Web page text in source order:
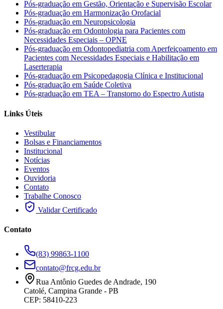
Pós-graduação em Gestão, Orientação e Supervisão Escolar
Pós-graduação em Harmonização Orofacial
Pós-graduação em Neuropsicologia
Pós-graduação em Odontologia para Pacientes com
Necessidades Especiais – OPNE
Pós-graduação em Odontopediatria com Aperfeiçoamento em
Pacientes com Necessidades Especiais e Habilitação em
Laserterapia
Pós-graduação em Psicopedagogia Clínica e Institucional
Pós-graduação em Saúde Coletiva
Pós-graduação em TEA – Transtorno do Espectro Autista
Links Úteis
Vestibular
Bolsas e Financiamentos
Institucional
Notícias
Eventos
Ouvidoria
Contato
Trabalhe Conosco
Validar Certificado
Contato
(83) 99863-1100
contato@frcg.edu.br
Rua Antônio Guedes de Andrade, 190
Catolé, Campina Grande - PB
CEP: 58410-223